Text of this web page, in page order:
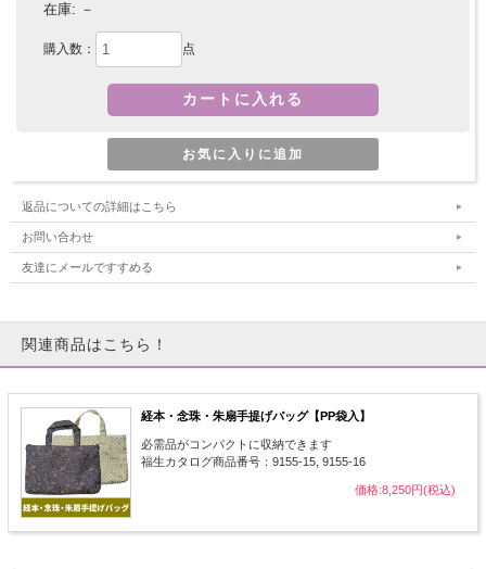
在庫: －
購入数： 点
返品についての詳細はこちら
お問い合わせ
友達にメールですすめる
関連商品はこちら！
経本・念珠・朱扇手提げバッグ【PP袋入】
必需品がコンパクトに収納できます
福生カタログ商品番号：9155-15, 9155-16
価格:8,250円(税込)